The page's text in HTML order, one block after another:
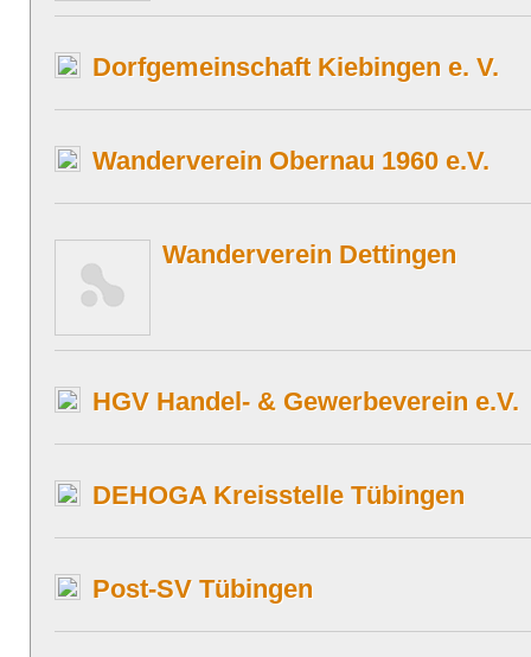
Dorfgemeinschaft Kiebingen e. V.
Wanderverein Obernau 1960 e.V.
Wanderverein Dettingen
HGV Handel- & Gewerbeverein e.V.
DEHOGA Kreisstelle Tübingen
Post-SV Tübingen